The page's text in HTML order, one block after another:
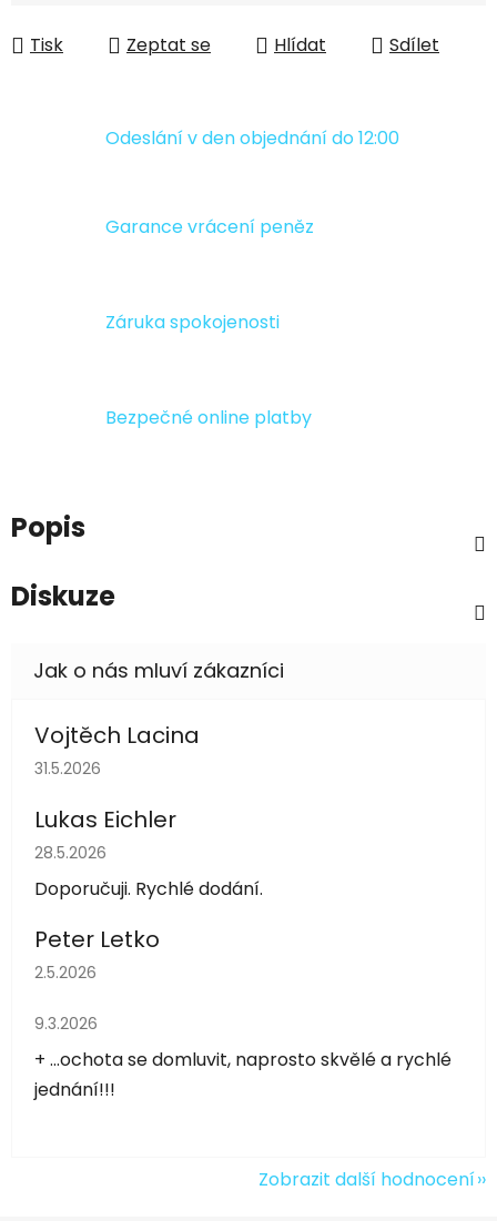
Tisk Zeptat se Hlídat Sdílet
Odeslání v den objednání do 12:00
Garance vrácení peněz
Záruka spokojenosti
Bezpečné online platby
Popis
Diskuze
Vojtěch Lacina
Hodnocení obchodu je 5 z 5 hvězdiček.
31.5.2026
Lukas Eichler
Hodnocení obchodu je 5 z 5 hvězdiček.
28.5.2026
Doporučuji. Rychlé dodání.
Peter Letko
Hodnocení obchodu je 5 z 5 hvězdiček.
2.5.2026
Hodnocení obchodu je 5 z 5 hvězdiček.
9.3.2026
+ ...ochota se domluvit, naprosto skvělé a rychlé
jednání!!!
Zobrazit další hodnocení